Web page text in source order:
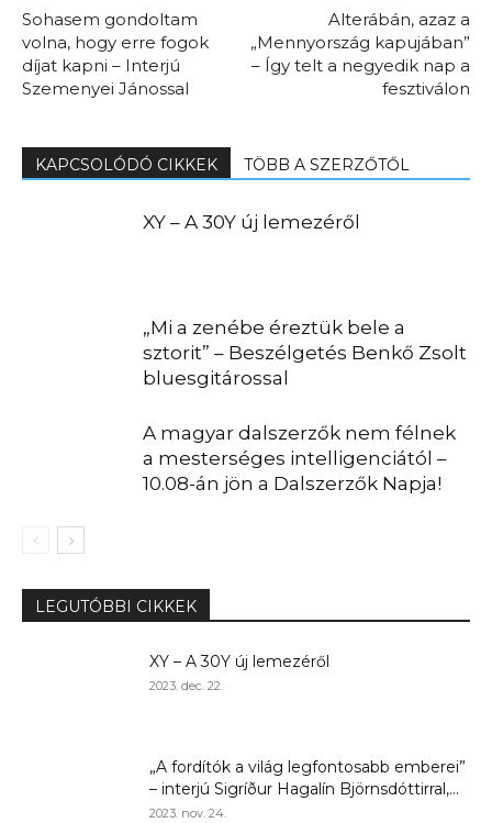
Sohasem gondoltam
volna, hogy erre fogok
díjat kapni – Interjú
Szemenyei Jánossal
Alterábán, azaz a
„Mennyország kapujában”
– Így telt a negyedik nap a
fesztiválon
KAPCSOLÓDÓ CIKKEK TÖBB A SZERZŐTŐL
XY – A 30Y új lemezéről
„Mi a zenébe éreztük bele a
sztorit” – Beszélgetés Benkő Zsolt
bluesgitárossal
A magyar dalszerzők nem félnek
a mesterséges intelligenciától –
10.08-án jön a Dalszerzők Napja!
LEGUTÓBBI CIKKEK
XY – A 30Y új lemezéről
2023. dec. 22.
„A fordítók a világ legfontosabb emberei”
– interjú Sigríður Hagalín Björnsdóttirral,...
2023. nov. 24.